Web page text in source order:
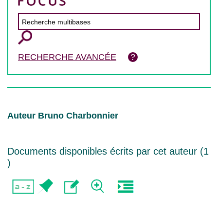
RECHERCHE AVANCÉE
Auteur Bruno Charbonnier
Documents disponibles écrits par cet auteur (1
)